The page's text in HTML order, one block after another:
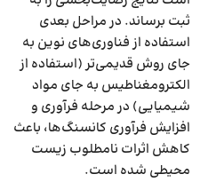
ثبت برساند. در مراحل بعدی
استفاده از فناوری‌‌‌های نوین به
جای روش قدیمی‌‌‌تر (استفاده از
الکترومغناطیس به جای مواد
شیمیایی) در مرحله فرآوری و
افزایش فرآوری کانسنگ‌‌‌ها، باعث
کاهش اثرات نامطلوب زیست
محیطی شده است.